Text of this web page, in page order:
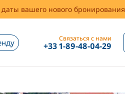
вашего нового бронирования
Связаться с нами
+33 1-89-48-04-29